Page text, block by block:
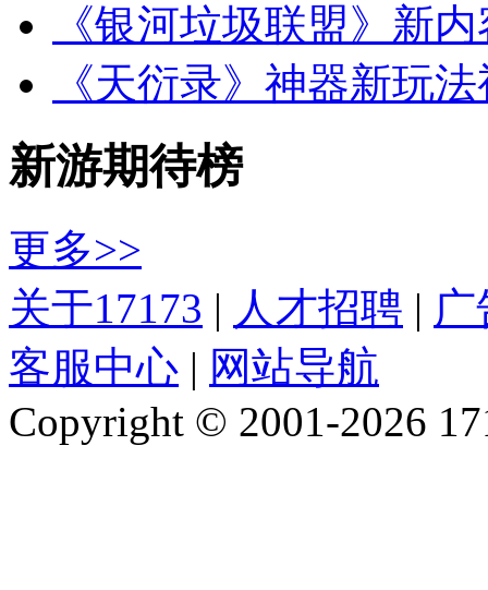
《银河垃圾联盟》新
《天衍录》神器新玩
新游期待榜
更多>>
关于17173 | 人才招聘 |
客服中心 | 网站导航
Copyright © 2001-2026